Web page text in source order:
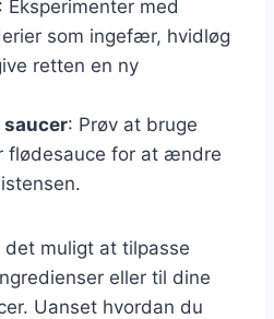
: Eksperimenter med
som ingefær, hvidløg
retten en ny
: Prøv at bruge
flødesauce for at ændre
det muligt at tilpasse
eller til dine
Uanset hvordan du